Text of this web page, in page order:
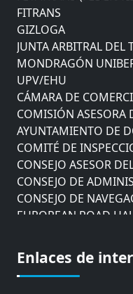
FITRANS
GIZLOGA
JUNTA ARBITRAL DEL
MONDRAGÓN
UPV/EHU
CÁMARA DE
COMISIÓN ASESORA
AYUNTAMIENTO DE
COMITÉ DE
CONSEJO ASESOR
CONSEJO DE
CONSEJO DE
EUROPEAN ROAD
FEVATRANS
FITRANS
Enlaces de